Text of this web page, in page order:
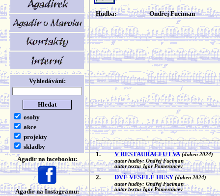
Vyhledávání:
osoby
akce
projekty
skladby
Agadir na facebooku:
Agadir na Instagramu:
Hudba: Ondřej Fuciman
1. V RESTAURACI U LVA (duben 2024)
autor hudby: Ondřej Fuciman
autor textu: Igor Pomerancev
2. DVĚ VESELÉ HUSY (duben 2024)
autor hudby: Ondřej Fuciman
autor textu: Igor Pomerancev